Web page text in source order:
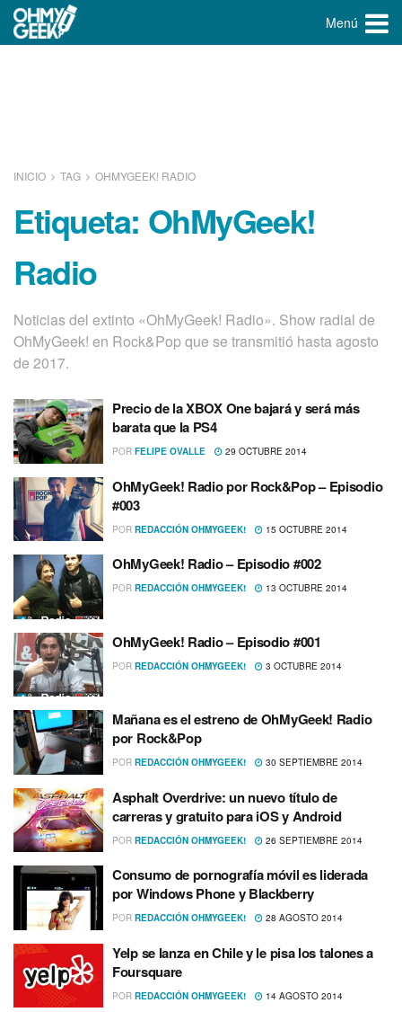
Menú
INICIO TAG OHMYGEEK! RADIO
Etiqueta: OhMyGeek!
Radio
Noticias del extinto «OhMyGeek! Radio». Show radial de
OhMyGeek! en Rock&Pop que se transmitió hasta agosto
de 2017.
Precio de la XBOX One bajará y será más
barata que la PS4
POR FELIPE OVALLE 29 OCTUBRE 2014
OhMyGeek! Radio por Rock&Pop – Episodio
#003
POR REDACCIÓN OHMYGEEK! 15 OCTUBRE 2014
OhMyGeek! Radio – Episodio #002
POR REDACCIÓN OHMYGEEK! 13 OCTUBRE 2014
OhMyGeek! Radio – Episodio #001
POR REDACCIÓN OHMYGEEK! 3 OCTUBRE 2014
Mañana es el estreno de OhMyGeek! Radio
por Rock&Pop
POR REDACCIÓN OHMYGEEK! 30 SEPTIEMBRE 2014
Asphalt Overdrive: un nuevo tí­tulo de
carreras y gratuito para iOS y Android
POR REDACCIÓN OHMYGEEK! 26 SEPTIEMBRE 2014
Consumo de pornografí­a móvil es liderada
por Windows Phone y Blackberry
POR REDACCIÓN OHMYGEEK! 28 AGOSTO 2014
Yelp se lanza en Chile y le pisa los talones a
Foursquare
POR REDACCIÓN OHMYGEEK! 14 AGOSTO 2014